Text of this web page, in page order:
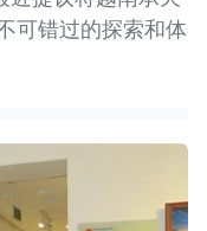
可错过的探索和体